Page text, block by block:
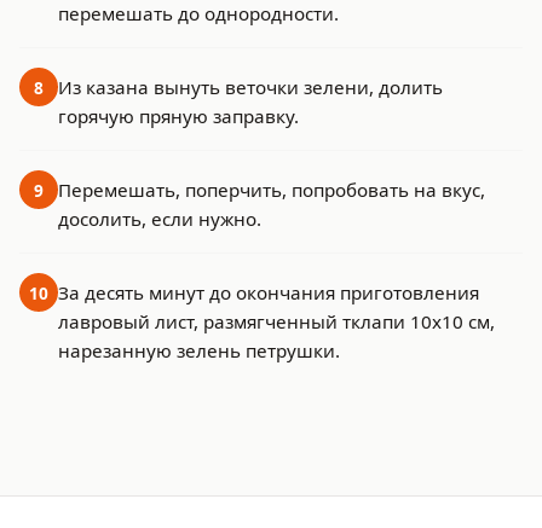
перемешать до однородности.
8
Из казана вынуть веточки зелени, долить
горячую пряную заправку.
9
Перемешать, поперчить, попробовать на вкус,
досолить, если нужно.
10 За десять минут до окончания приготовления
лавровый лист, размягченный тклапи 10х10 см,
нарезанную зелень петрушки.